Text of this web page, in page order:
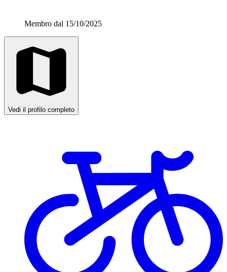
Membro dal 15/10/2025
Vedi il profilo completo